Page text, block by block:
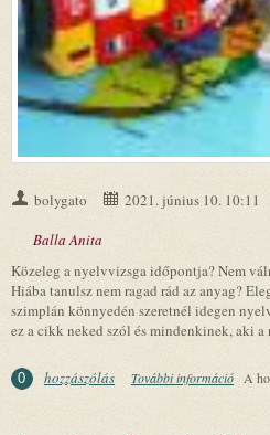
bolygato
2021. június 10. 10:11
Balla Anita
Közeleg a nyelvvizsga időpontja? Nem
Hiába tanulsz nem ragad rád az anyag?
szimplán könnyedén szeretnél idegen
ez a cikk neked szól és mindenkinek, aki
0 hozzászólás További információ A